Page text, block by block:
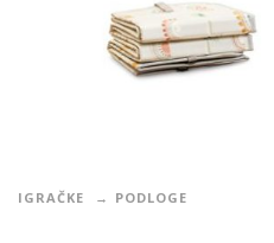
IGRAČKE PODLOGE